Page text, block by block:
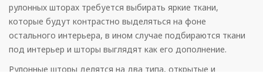
рулонных шторах требуется выбирать яркие ткани,
которые будут контрастно выделяться на фоне
остального интерьера, в ином случае подбираются ткани
под интерьер и шторы выглядят как его дополнение.
Рулонные шторы делятся на два типа, открытые и